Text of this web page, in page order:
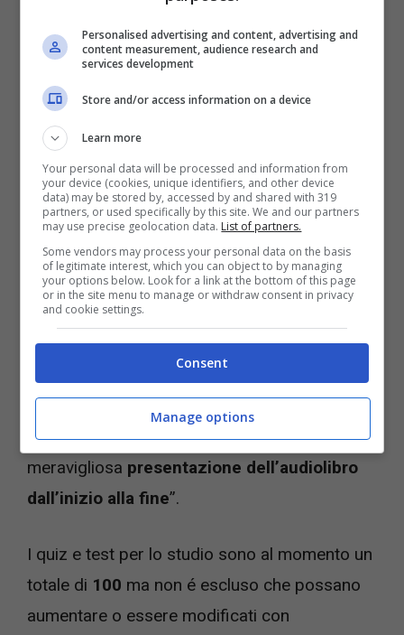
Fonte: store.steampowered.com – VideoGiochi.com
“The Bible” include anche una
originaleche potrebbe rendere ancora più
immersiva e coinvolgente l’esperienza di
lettura per molti studiosi e fedeli. Inoltre, come
riportato dalla software house, include “una
meravigliosa presentazione dell’audiolibro
dall’inizio alla fine”.
I quiz e test per lo studio sono al momento un
totale di 100 ma non é escluso che possano
aumentare o essere modificati con
Personalised advertising and content, advertising and
content measurement, audience research and
services development
Store and/or access information on a device
Learn more
Your personal data will be processed and information from
your device (cookies, unique identifiers, and other device
data) may be stored by, accessed by and shared with 319
partners, or used specifically by this site. We and our partners
may use precise geolocation data. List of partners.
Some vendors may process your personal data on the basis
of legitimate interest, which you can object to by managing
your options below. Look for a link at the bottom of this page
or in the site menu to manage or withdraw consent in privacy
and cookie settings.
Consent
Manage options